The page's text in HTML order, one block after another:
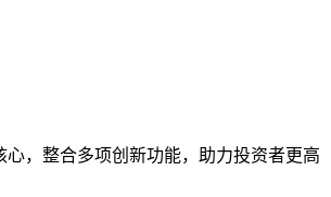
，整合多项创新功能，助力投资者更高